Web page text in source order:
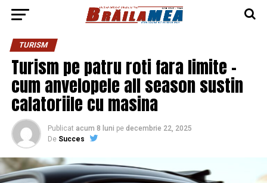
TURISM
Turism pe patru roti fara limite –
cum anvelopele all season sustin
calatoriile cu masina
Publicat acum 8 luni pe decembrie 22, 2025
De Succes